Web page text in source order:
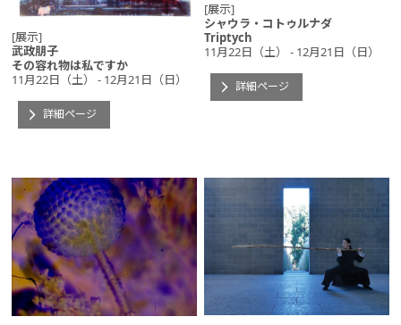
[展示]
武政朋子
その容れ物は私ですか
11月22日（土） - 12月21日（日）
詳細ページ
[展示]
シャウラ・コトゥルナダ
Triptych
11月22日（土） - 12月21日（日）
詳細ページ